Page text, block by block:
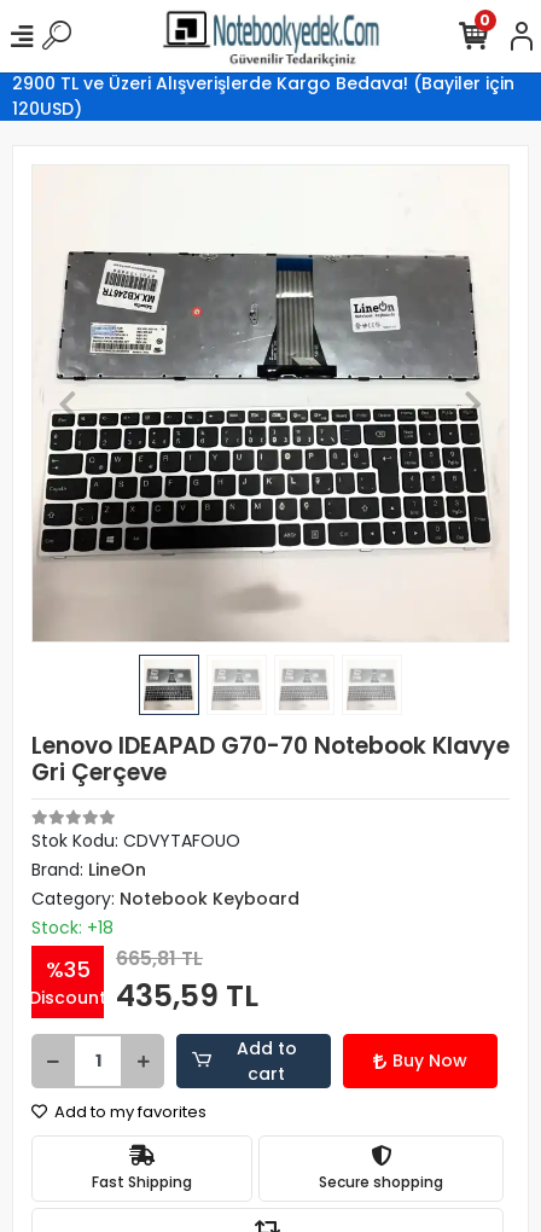
2900 TL ve Üzeri Alışverişlerde Kargo Bedava! (Bayiler için
120USD)
0
Lenovo IDEAPAD G70-70 Notebook Klavye
Gri Çerçeve
Stok Kodu: CDVYTAFOUO
Brand: LineOn
Category: Notebook Keyboard
Stock: +18
%35
Discount
665,81 TL
435,59 TL
Add to
cart
Buy Now
Add to my favorites
Fast Shipping Secure shopping